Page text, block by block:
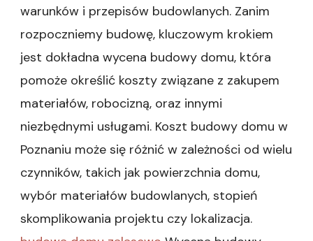
warunków i przepisów budowlanych. Zanim
rozpoczniemy budowę, kluczowym krokiem
jest dokładna wycena budowy domu, która
pomoże określić koszty związane z zakupem
materiałów, robocizną, oraz innymi
niezbędnymi usługami. Koszt budowy domu w
Poznaniu może się różnić w zależności od wielu
czynników, takich jak powierzchnia domu,
wybór materiałów budowlanych, stopień
skomplikowania projektu czy lokalizacja.